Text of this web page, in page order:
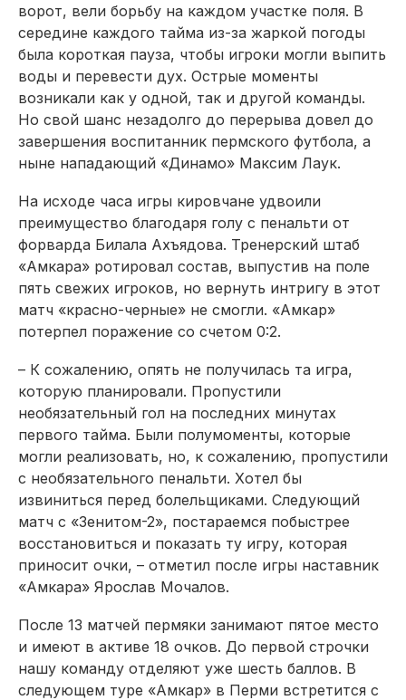
ворот, вели борьбу на каждом участке поля. В
середине каждого тайма из-за жаркой погоды
была короткая пауза, чтобы игроки могли выпить
воды и перевести дух. Острые моменты
возникали как у одной, так и другой команды.
Но свой шанс незадолго до перерыва довел до
завершения воспитанник пермского футбола, а
ныне нападающий «Динамо» Максим Лаук.
На исходе часа игры кировчане удвоили
преимущество благодаря голу с пенальти от
форварда Билала Ахъядова. Тренерский штаб
«Амкара» ротировал состав, выпустив на поле
пять свежих игроков, но вернуть интригу в этот
матч «красно-черные» не смогли. «Амкар»
потерпел поражение со счетом 0:2.
– К сожалению, опять не получилась та игра,
которую планировали. Пропустили
необязательный гол на последних минутах
первого тайма. Были полумоменты, которые
могли реализовать, но, к сожалению, пропустили
с не­обязательного пенальти. Хотел бы
извиниться перед болельщиками. Следующий
матч с «Зенитом-2», постараемся побыстрее
восстановиться и показать ту игру, которая
приносит очки, – отметил после игры наставник
«Амкара» Ярослав Мочалов.
После 13 матчей пермяки занимают пятое место
и имеют в активе 18 очков. До первой строчки
нашу команду отделяют уже шесть баллов. В
следующем туре «Амкар» в Перми встретится с